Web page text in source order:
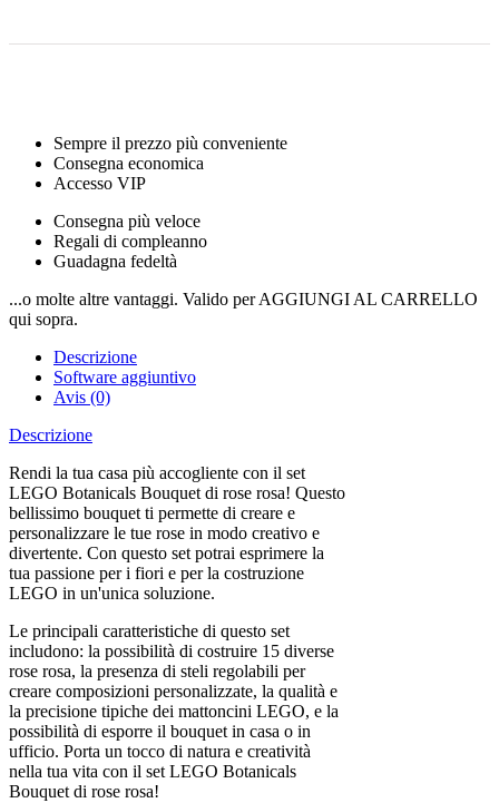
Sempre il prezzo più conveniente
Consegna economica
Accesso VIP
Consegna più veloce
Regali di compleanno
Guadagna fedeltà
...o molte altre vantaggi. Valido per AGGIUNGI AL CARRELLO
qui sopra.
Descrizione
Software aggiuntivo
Avis (0)
Descrizione
Rendi la tua casa più accogliente con il set
LEGO Botanicals Bouquet di rose rosa! Questo
bellissimo bouquet ti permette di creare e
personalizzare le tue rose in modo creativo e
divertente. Con questo set potrai esprimere la
tua passione per i fiori e per la costruzione
LEGO in un'unica soluzione.
Le principali caratteristiche di questo set
includono: la possibilità di costruire 15 diverse
rose rosa, la presenza di steli regolabili per
creare composizioni personalizzate, la qualità e
la precisione tipiche dei mattoncini LEGO, e la
possibilità di esporre il bouquet in casa o in
ufficio. Porta un tocco di natura e creatività
nella tua vita con il set LEGO Botanicals
Bouquet di rose rosa!